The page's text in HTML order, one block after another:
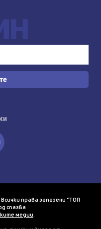
права запазени "ТОП
спазва
медии.